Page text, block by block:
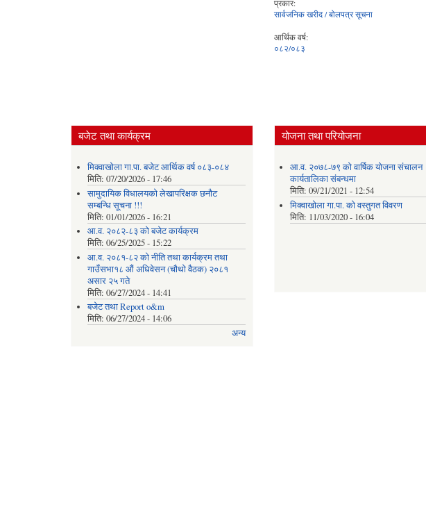
प्रकार:
सार्वजनिक खरीद / बोलपत्र सूचना
आर्थिक वर्ष:
०८२/०८३
बजेट तथा कार्यक्रम
मिक्वाखोला गा.पा. बजेट आर्थिक वर्ष ०८३-०८४
मिति: 07/20/2026 - 17:46
सामुदायिक विधालयको लेखापरिक्षक छनौट
सम्बन्धि सूचना !!!
मिति: 01/01/2026 - 16:21
आ.व. २०८२-८३ को बजेट कार्यक्रम
मिति: 06/25/2025 - 15:22
आ.व. २०८१-८२ को नीति तथा कार्यक्रम तथा
गाउँसभा१८ औं अधिवेसन (चौथो वैठक) २०८१
असार २५ गते
मिति: 06/27/2024 - 14:41
बजेट तथा Report o&m
मिति: 06/27/2024 - 14:06
अन्य
योजना तथा परियोजना
आ.व. २०७८-७९ को वार्षिक योजना संचालन
कार्यतालिका संबन्धमा
मिति:09/21/2021 - 12:54
मिक्वाखोला गा.पा. को वस्तुगत विवरण
मिति: 11/03/2020 - 16:04